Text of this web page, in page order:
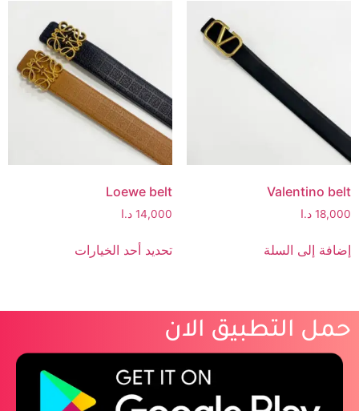
Valentino belt
18,000 د.ا
إضافة إلى السلة
Loewe belt
14,000 د.ا
تحديد أحد الخيارات
حمل التطبيق الان